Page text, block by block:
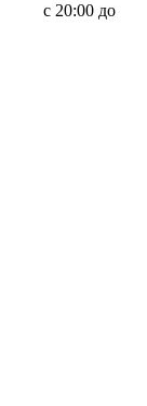
c 20:00 до